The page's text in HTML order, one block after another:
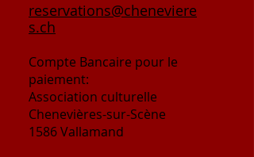
reservations@cheneviere
s.ch
Compte Bancaire pour le
paiement:
Association culturelle
Chenevières-sur-Scène
1586 Vallamand